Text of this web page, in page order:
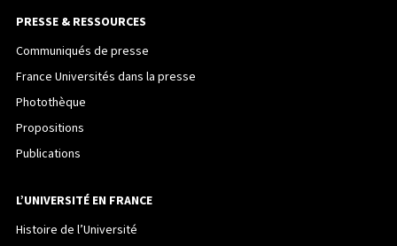
PRESSE & RESSOURCES
Communiqués de presse
France Universités dans la presse
Photothèque
Propositions
Publications
L’UNIVERSITÉ EN FRANCE
Histoire de l’Université